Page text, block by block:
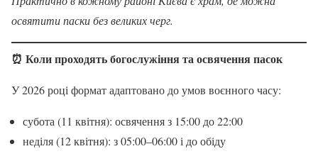
освятити паски без великих черг.
⏰ Коли проходять богослужіння та освячення пасок
У 2026 році формат адаптовано до умов воєнного часу:
субота (11 квітня): освячення з 15:00 до 22:00
неділя (12 квітня): з 05:00–06:00 і до обіду